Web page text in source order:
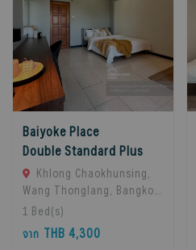
Baiyoke Place
Double Standard Plus
Khlong Chaokhunsing,
Wang Thonglang, Bangkok,
Bangkok, 10310 Bangkok,
Thailand
1 Bed(s)
จาก THB 4,300